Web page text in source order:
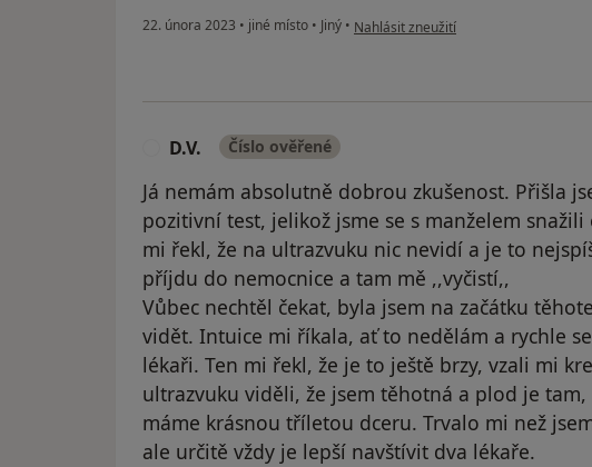
22. února 2023 • jiné místo • Jiný • podle názoru uživatele Marcela
Nahlásit zneužití
D.V. Číslo ověřené
Já nemám absolutně dobrou zkušenost. Přišla
pozitivní test, jelikož jsme se s manželem
mi řekl, že na ultrazvuku nic nevidí a je to
příjdu do nemocnice a tam mě ,,vyčistí,,
Vůbec nechtěl čekat, byla jsem na začátku
vidět. Intuice mi říkala, ať to nedělám a rychle
lékaři. Ten mi řekl, že je to ještě brzy, vzali mi
ultrazvuku viděli, že jsem těhotná a plod je tam,
máme krásnou tříletou dceru. Trvalo mi než
ale určitě vždy je lepší navštívit dva lékaře.